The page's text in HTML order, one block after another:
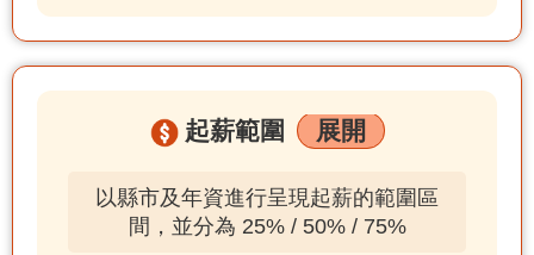
起薪範圍 展開
以縣市及年資進行呈現起薪的範圍區
間，並分為 25% / 50% / 75%